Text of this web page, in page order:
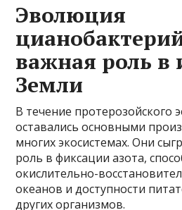
Эволюция
важная роль в
Земли
В течение протерозойского
оставались основными
многих экосистемах. Они
роль в фиксации азота,
окислительно-
океанов и доступности
других организмов.